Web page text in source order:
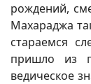
рождений,
Махараджа
стараемся
пришло из
ведическое